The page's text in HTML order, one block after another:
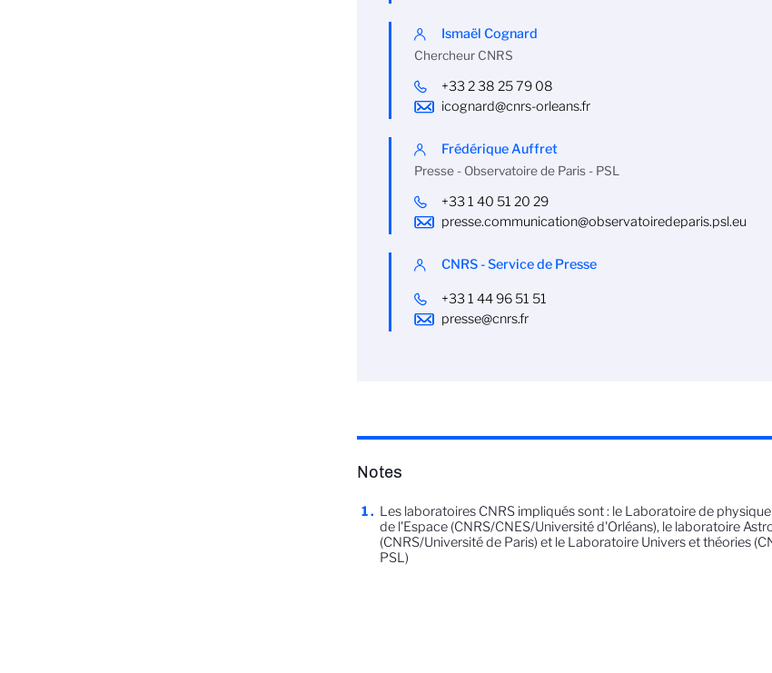
Ismaël Cognard
Chercheur CNRS
+33 2 38 25 79 08
icognard@cnrs-orleans.fr
Frédérique Auffret
Presse - Observatoire de Paris - PSL
+33 1 40 51 20 29
presse.communication@observatoiredeparis.psl.eu
CNRS - Service de Presse
+33 1 44 96 51 51
presse@cnrs.fr
Notes
Les laboratoires CNRS impliqués sont : le Laboratoire de
de l'Espace (CNRS/CNES/Université d'Orléans), le laboratoire
(CNRS/Université de Paris) et le Laboratoire Univers et théories
PSL)